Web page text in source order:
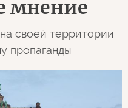
мнение
своей территории
пропаганды